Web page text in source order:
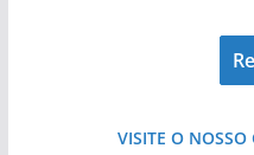
VISITE O NOSSO